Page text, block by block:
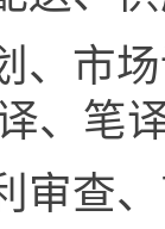
、市
、笔
审查